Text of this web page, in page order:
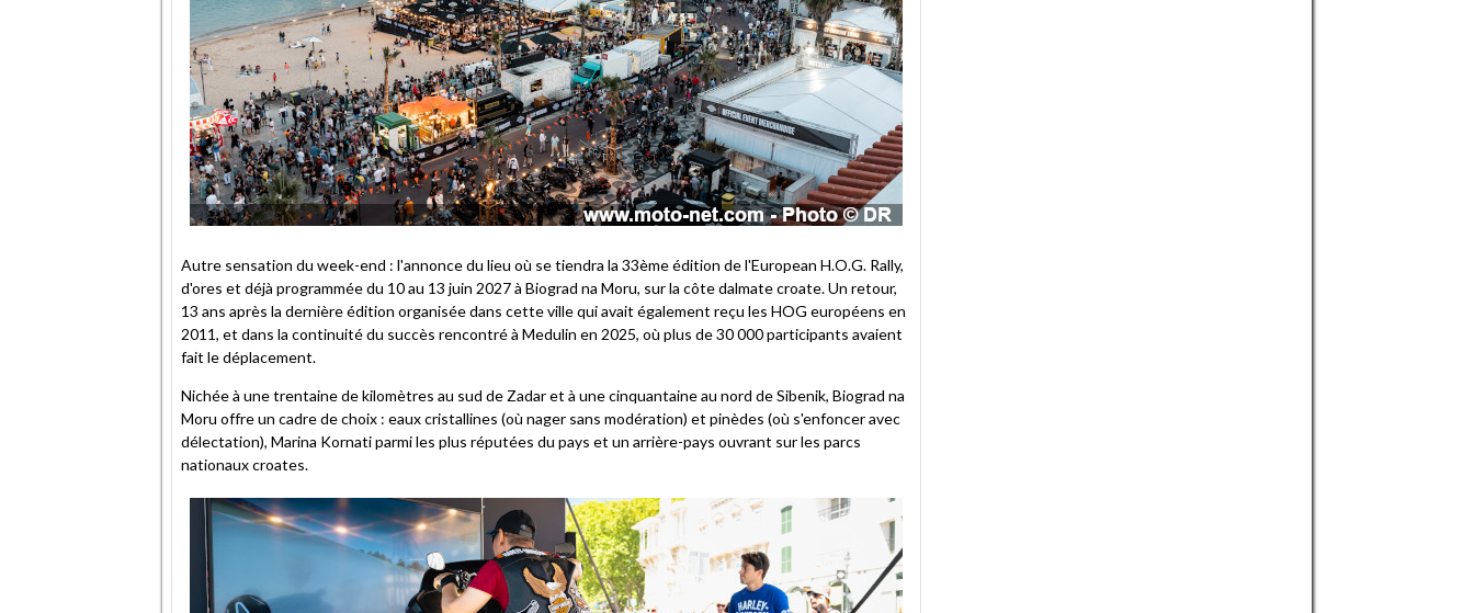
Autre sensation du week-end : l'annonce du lieu où se tiendra la 33ème édition de l'European H.O.G. Rally,
d'ores et déjà programmée du 10 au 13 juin 2027 à Biograd na Moru, sur la côte dalmate croate. Un retour,
13 ans après la dernière édition organisée dans cette ville qui avait également reçu les HOG européens en
2011, et dans la continuité du succès rencontré à Medulin en 2025, où plus de 30 000 participants avaient
fait le déplacement.
Nichée à une trentaine de kilomètres au sud de Zadar et à une cinquantaine au nord de Sibenik, Biograd na
Moru offre un cadre de choix : eaux cristallines (où nager sans modération) et pinèdes (où s'enfoncer avec
délectation), Marina Kornati parmi les plus réputées du pays et un arrière-pays ouvrant sur les parcs
nationaux croates.